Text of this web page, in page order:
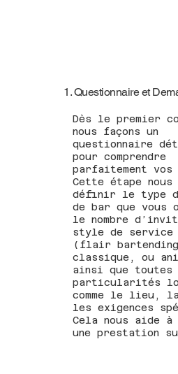
1. Questionnaire et
Dès le premier
nous façons un
questionnaire
pour comprendre
parfaitement vos
Cette étape nous
définir le type
de bar que vous
le nombre
style de service
(flair
classique, ou
ainsi que toutes
particularités
comme le lieu,
les exigences
Cela nous aide à
une prestation